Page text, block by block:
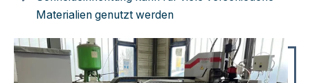
Materialien genutzt werden